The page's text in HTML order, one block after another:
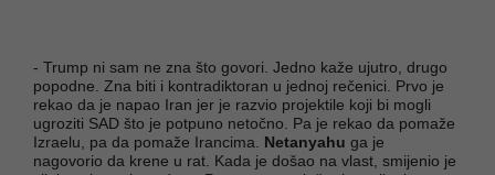
- Trump ni sam ne zna što govori. Jedno kaže ujutro, drugo
popodne. Zna biti i kontradiktoran u jednoj rečenici. Prvo je
rekao da je napao Iran jer je razvio projektile koji bi mogli
ugroziti SAD što je potpuno netočno. Pa je rekao da pomaže
Izraelu, pa da pomaže Irancima. Netanyahu ga je
nagovorio da krene u rat. Kada je došao na vlast, smijenio je